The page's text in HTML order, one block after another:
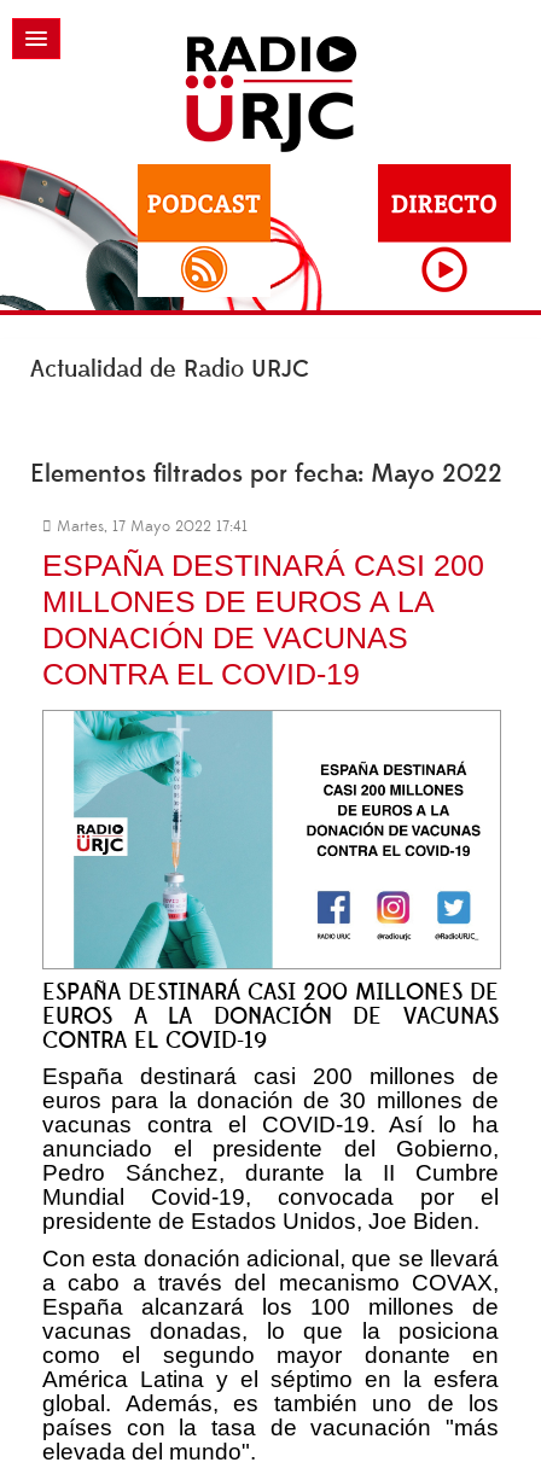
Actualidad de Radio URJC
Elementos filtrados por fecha: Mayo 2022
Martes, 17 Mayo 2022 17:41
ESPAÑA DESTINARÁ CASI 200
MILLONES DE EUROS A LA
DONACIÓN DE VACUNAS
CONTRA EL COVID-19
ESPAÑA DESTINARÁ CASI 200 MILLONES DE
EUROS A LA DONACIÓN DE VACUNAS
CONTRA EL COVID-19
España destinará casi 200 millones de
euros para la donación de 30 millones de
vacunas contra el COVID-19. Así lo ha
anunciado el presidente del Gobierno,
Pedro Sánchez, durante la II Cumbre
Mundial Covid-19, convocada por el
presidente de Estados Unidos, Joe Biden.
Con esta donación adicional, que se llevará
a cabo a través del mecanismo COVAX,
España alcanzará los 100 millones de
vacunas donadas, lo que la posiciona
como el segundo mayor donante en
América Latina y el séptimo en la esfera
global. Además, es también uno de los
países con la tasa de vacunación "más
elevada del mundo".